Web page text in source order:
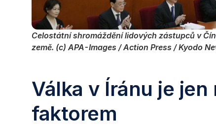
Celostátní shromáždění lidových zástupců v
země. (c) APA-Images / Action Press / Kyodo
Válka v Íránu je
faktorem